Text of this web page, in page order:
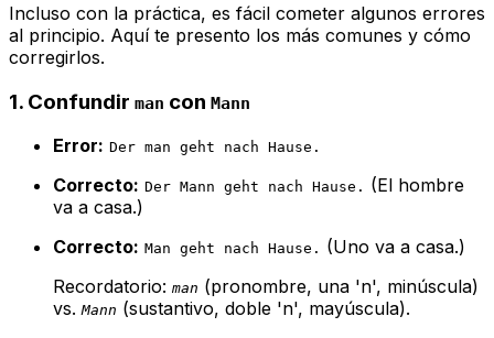
Incluso con la práctica, es fácil cometer algunos errores
al principio. Aquí te presento los más comunes y cómo
corregirlos.
1. Confundir man con Mann
Error: Der man geht nach Hause.
Correcto: Der Mann geht nach Hause. (El hombre
va a casa.)
Correcto: Man geht nach Hause. (Uno va a casa.)
Recordatorio: man (pronombre, una 'n', minúscula)
vs.Mann (sustantivo, doble 'n', mayúscula).